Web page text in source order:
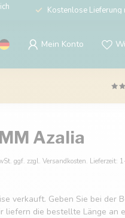
Kostenlose Lieferung
Mein Konto
Azalia
ggf. zzgl. Versandkosten. Lieferzeit:
verkauft. Geben Sie bei der
liefern die bestellte Länge an